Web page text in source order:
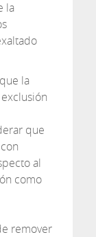
la
la
que
al
como
remover